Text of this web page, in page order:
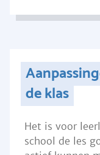
de klas
Het is voor
school de les